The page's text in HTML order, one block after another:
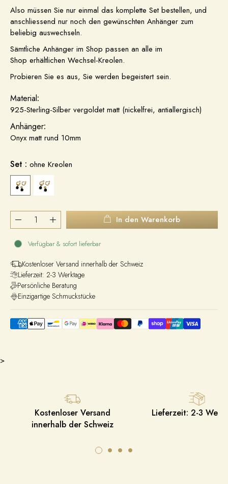
Also müssen Sie nur einmal das komplette Set bestellen, und
anschliessend nur noch den gewünschten Anhänger zum
beliebig auswechseln.
Sämtliche Anhänger im Shop passen an alle im
Shop erhältlichen Wechsel-Kreolen.
Probieren Sie es aus, Sie werden begeistert sein.
Material:
925-Sterling-Silber vergoldet matt (nickelfrei, antiallergisch)
Anhänger:
Onyx matt rund 10mm
Set : ohne Kreolen
In den Warenkorb
Verfügbar & sofort lieferbar
Kostenloser Versand innerhalb der Schweiz
Lieferzeit: 2-3 Werktage
Persönliche Beratung
Einzigartige Schmuckstücke
>
Kostenloser Versand
innerhalb der Schweiz
Lieferzeit: 2-3